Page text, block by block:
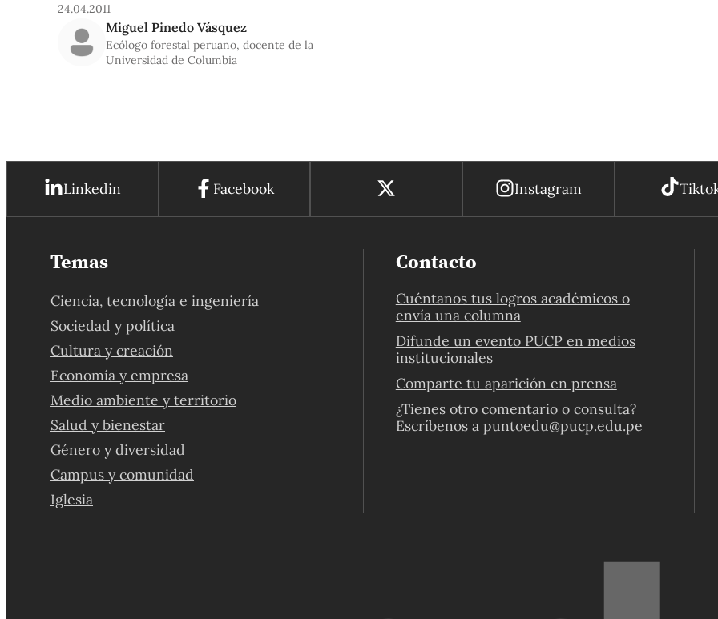
opinión de estas comunidades antes de tomar
decisiones que afecten su calidad de vida. Sobre
este y otros temas sociales y medioambientales
conversamos con el Dr. Miguel Pinedo Vásquez,
donde es nativo. Él fue uno de los invitados
especiales del Simposio Internacional en Manejo
de Bosques y Educación Ambiental, organizado
por la Maestría en Desarrollo Ambiental de la
24.04.2011
Miguel Pinedo Vásquez
Ecólogo forestal peruano, docente de la
Universidad de Columbia
Linkedin Facebook Instagram
Temas
Ciencia, tecnología e ingeniería
Sociedad y política
Cultura y creación
Economía y empresa
Medio ambiente y territorio
Salud y bienestar
Género y diversidad
Campus y comunidad
Iglesia
Contacto
Cuéntanos tus logros académicos o
envía una columna
Difunde un evento PUCP en medios
institucionales
Comparte tu aparición en prensa
¿Tienes otro comentario o consulta?
Escríbenos a puntoedu@pucp.edu.pe